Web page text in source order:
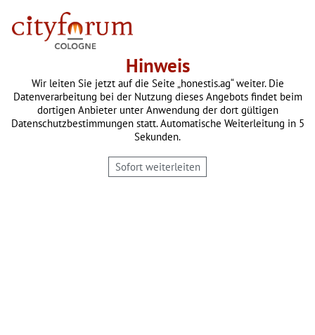
Hinweis
Wir leiten Sie jetzt auf die Seite „ honestis.ag“ weiter. Die
Datenverarbeitung bei der Nutzung dieses Angebots findet beim
dortigen Anbieter unter Anwendung der dort gültigen
Datenschutzbestimmungen statt. Automatische Weiterleitung in 5
Sekunden.
Sofort weiterleiten